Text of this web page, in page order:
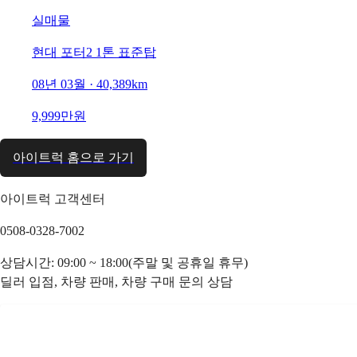
실매물
현대 포터2 1톤 표준탑
08년 03월 · 40,389km
9,999만원
아이트럭 홈으로 가기
아이트럭 고객센터
0508-0328-7002
상담시간: 09:00 ~ 18:00(주말 및 공휴일 휴무)
딜러 입점, 차량 판매, 차량 구매 문의 상담